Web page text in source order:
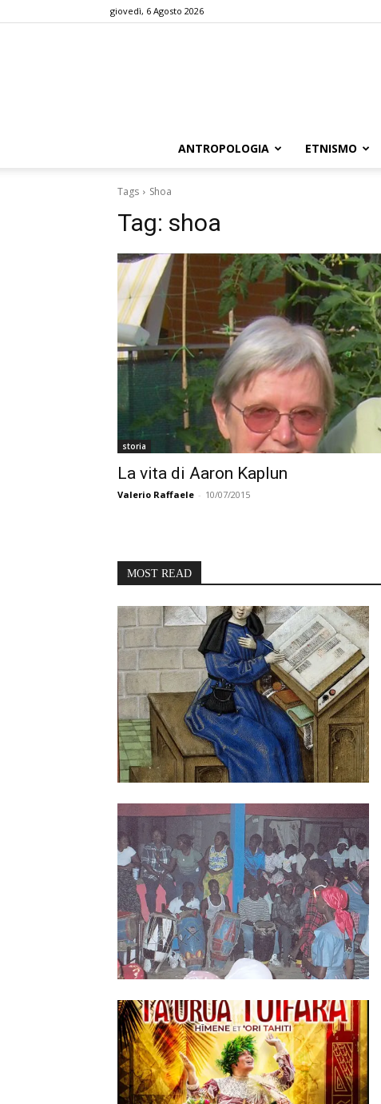
giovedì, 6 Agosto 2026
ANTROPOLOGIA ETNISMO
Tags Shoa
Tag: shoa
storia
La vita di Aaron Kaplun
Valerio Raffaele - 10/07/2015
MOST READ